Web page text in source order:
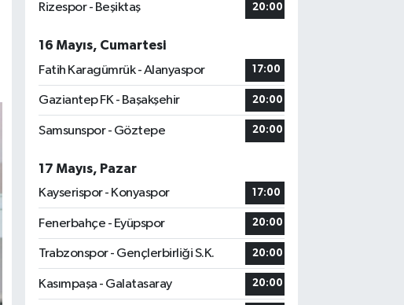
Rizespor - Beşiktaş
20:00
16 Mayıs, Cumartesi
Fatih Karagümrük - Alanyaspor
17:00
Gaziantep FK - Başakşehir 20:00
Samsunspor - Göztepe 20:00
17 Mayıs, Pazar
Kayserispor - Konyaspor
17:00
Fenerbahçe - Eyüpspor 20:00
Trabzonspor - Gençlerbirliği S.K. 20:00
Kasımpaşa - Galatasaray 20:00